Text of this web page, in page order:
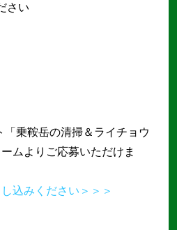
さい
乗鞍岳の清掃＆ライチョウ
ムよりご応募いただけま
込みください＞＞＞